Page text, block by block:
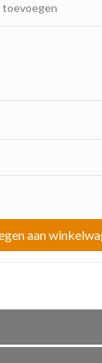
toevoegen
aan